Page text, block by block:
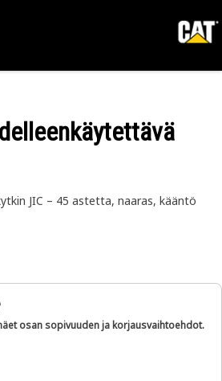
JIC – 45 astetta, naaras, kääntö
osan sopivuuden ja korjausvaihtoehdot.